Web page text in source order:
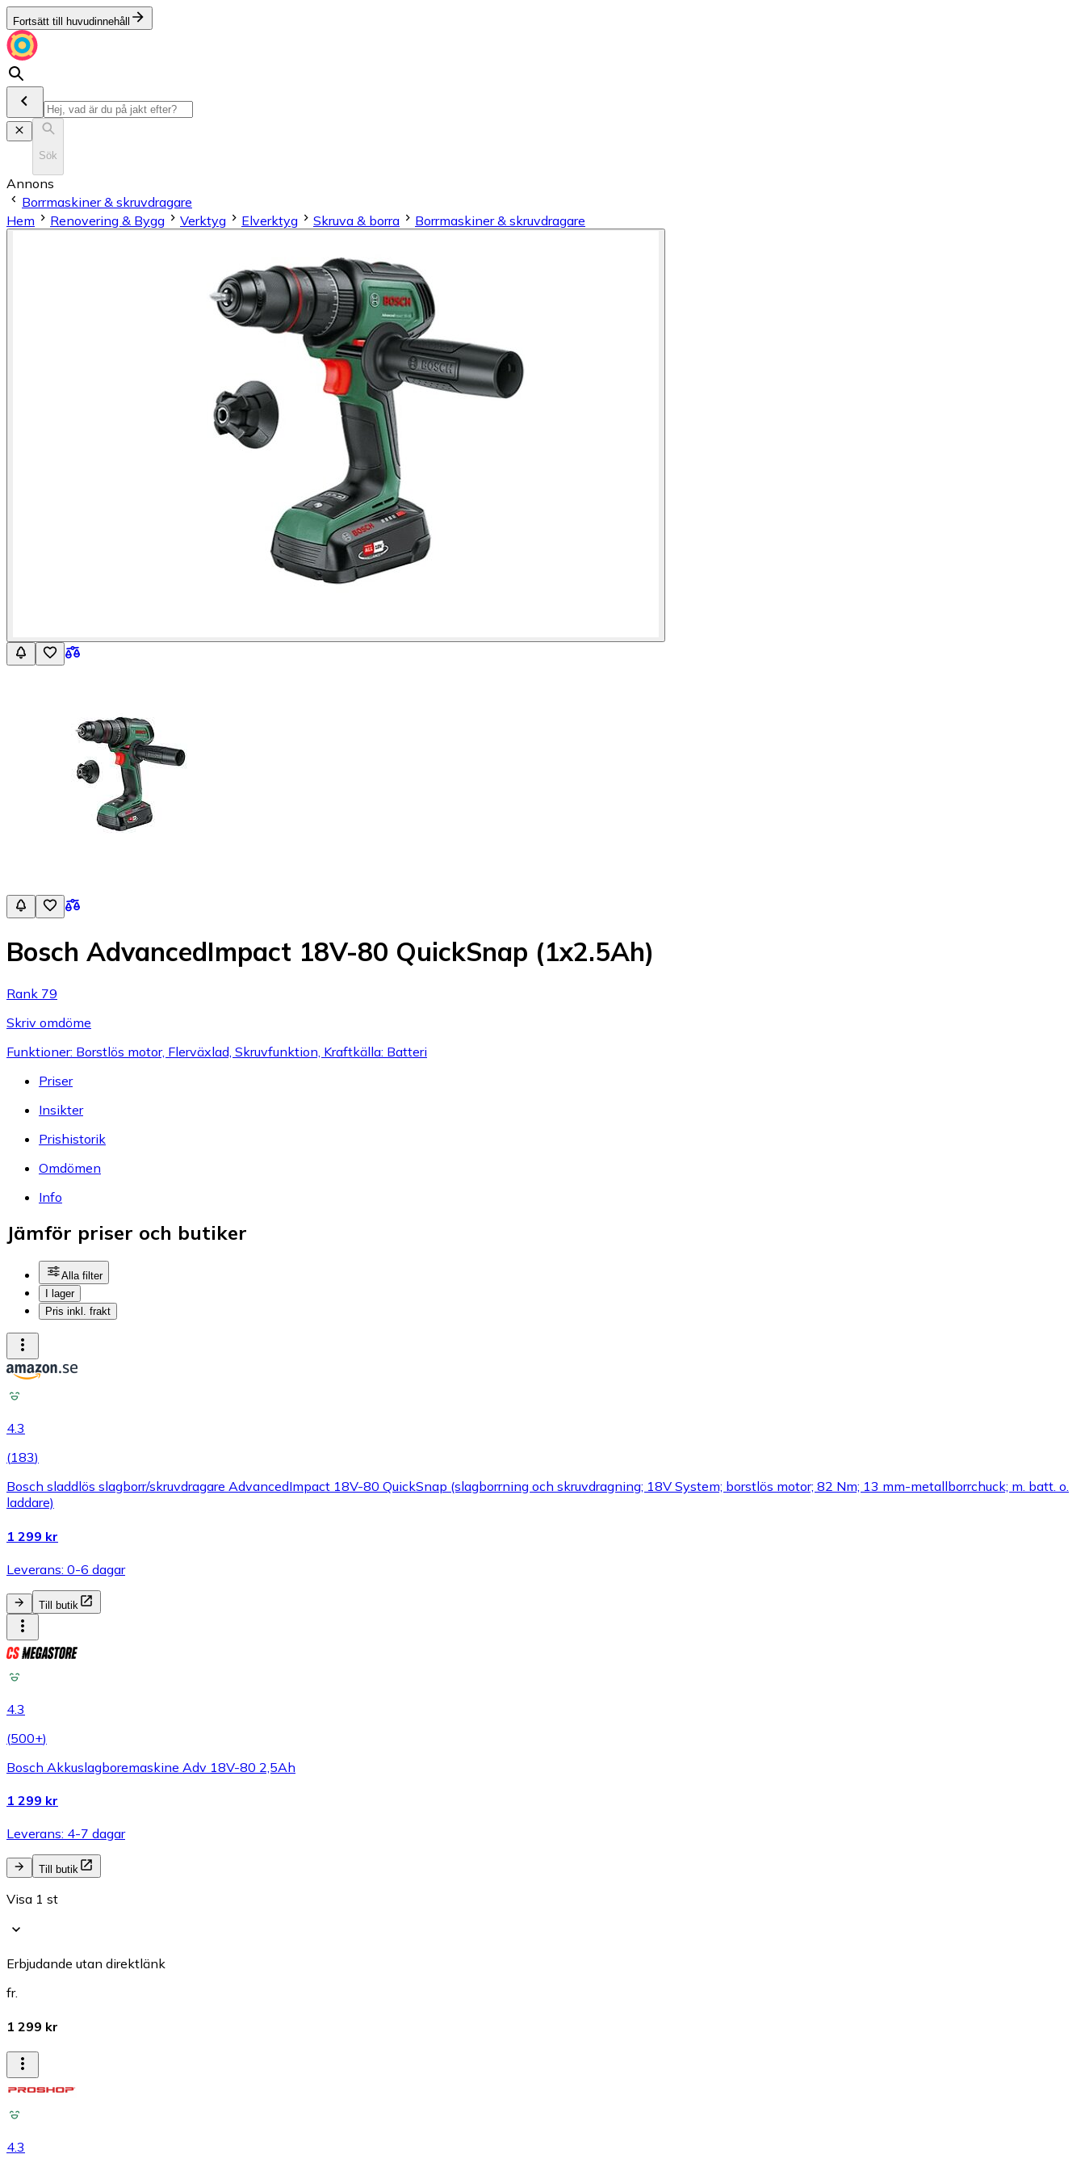
Fortsätt till huvudinnehåll
Sök
Annons
Borrmaskiner & skruvdragare
Hem
Renovering & Bygg Verktyg Elverktyg Skruva & borra Borrmaskiner & skruvdragare
Bosch AdvancedImpact 18V-80 QuickSnap (1x2.5Ah)
Rank 79
Skriv omdöme
Funktioner: Borstlös motor, Flerväxlad, Skruvfunktion, Kraftkälla: Batteri
Priser
Insikter
Prishistorik
Omdömen
Info
Jämför priser och butiker
Alla filter
I lager
Pris inkl. frakt
4.3
(183)
Bosch sladdlös slagborr/skruvdragare AdvancedImpact 18V-80 QuickSnap (slagborrning och skruvdragning; 18V System; borstlös motor; 82 Nm; 13 mm-metallborrchuck; m. batt. o.
laddare)
1 299 kr
Leverans: 0-6 dagar
Till butik
4.3
(500+)
Bosch Akkuslagboremaskine Adv 18V-80 2,5Ah
1 299 kr
Leverans: 4-7 dagar
Till butik
Visa 1 st
Erbjudande utan direktlänk
fr.
1 299 kr
4.3